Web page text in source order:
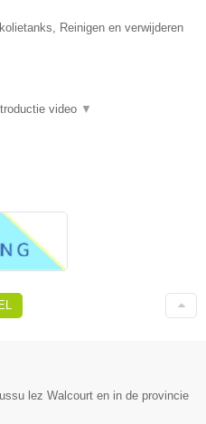
Reinigen en verwijderen
video ▼
lez Walcourt en in de provincie